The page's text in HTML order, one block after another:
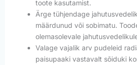
toote kasutamist.
Ärge tühjendage
määrdunud või sobimatu.
olemasolevale
Valage vajalik arv pudeleid
paisupaaki vastavalt sõiduki